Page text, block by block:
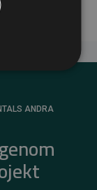
ANDRA